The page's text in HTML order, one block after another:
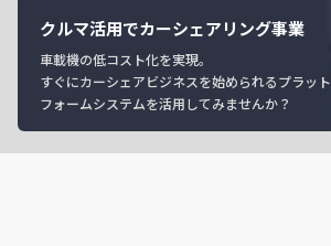
クルマ活用でカーシェアリング事業
車載機の低コスト化を実現。
すぐにカーシェアビジネスを始められるプラット
フォームシステムを活用してみませんか？